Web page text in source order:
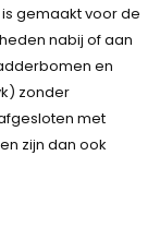
gemaakt voor de
nabij of aan
en
zonder
met
zijn dan ook